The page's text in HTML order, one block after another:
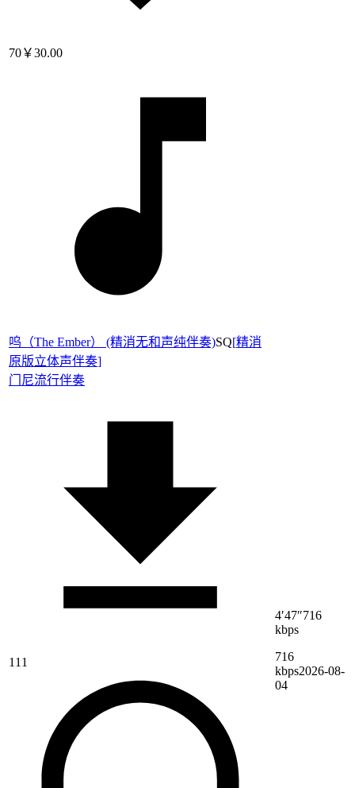
70￥30.00
呜（The Ember） (精消无和声纯伴奏)SQ[精消
原版立体声伴奏]
门尼流行伴奏
111
4′47″716
kbps
716
kbps2026-08-
04